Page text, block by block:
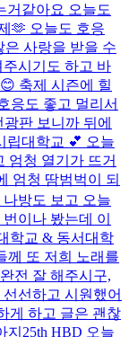
거같아요 오늘도
🫶 오늘도 호응
사랑을 받을 수
시기도 하고 바
축제 시즌에 힐
응도 좋고 멀리서
판 보니까 뒤에
립대학교 💕 오늘
엄청 열기가 뜨거
엄청 땀범벅이 되
방도 보고 오늘
이나 봤는데 이
학교 & 동서대학
께 또 저희 노래를
전 잘 해주시구,
선하고 시원했어
게 하고 글은 괜찮
지 25th HBD 오늘